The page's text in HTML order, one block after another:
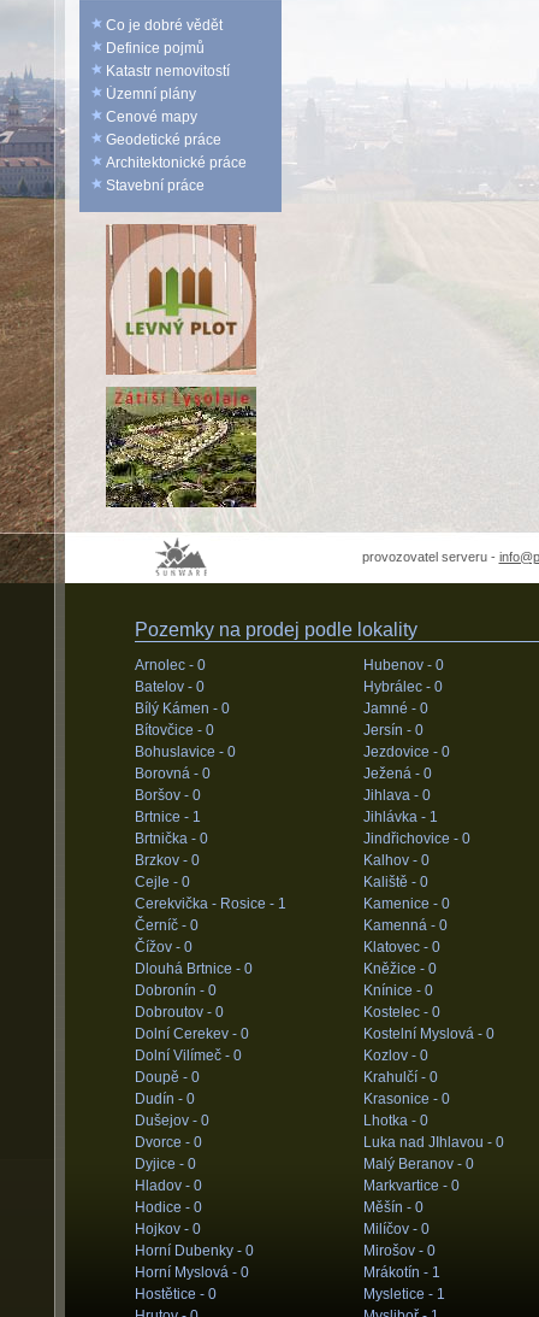
Co je dobré vědět
Definice pojmů
Katastr nemovitostí
Územní plány
Cenové mapy
Geodetické práce
Architektonické práce
Stavební práce
provozovatel serveru -
Pozemky na prodej podle lokality
Arnolec - 0
Batelov - 0
Bílý Kámen - 0
Bítovčice - 0
Bohuslavice - 0
Borovná - 0
Boršov - 0
Brtnice - 1
Brtnička - 0
Brzkov - 0
Cejle - 0
Cerekvička - Rosice - 1
Černíč - 0
Čížov - 0
Dlouhá Brtnice - 0
Dobronín - 0
Dobroutov - 0
Dolní Cerekev - 0
Dolní Vilímeč - 0
Doupě - 0
Dudín - 0
Dušejov - 0
Dvorce - 0
Dyjice - 0
Hladov - 0
Hodice - 0
Hojkov - 0
Horní Dubenky - 0
Horní Myslová - 0
Hostětice - 0
Hubenov - 0
Hybrálec - 0
Jamné - 0
Jersín - 0
Jezdovice - 0
Ježená - 0
Jihlava - 0
Jihlávka - 1
Jindřichovice - 0
Kalhov - 0
Kaliště - 0
Kamenice - 0
Kamenná - 0
Klatovec - 0
Kněžice - 0
Knínice - 0
Kostelec - 0
Kostelní Myslová - 0
Kozlov - 0
Krahulčí - 0
Krasonice - 0
Lhotka - 0
Luka nad JIhlavou - 0
Malý Beranov - 0
Markvartice - 0
Měšín - 0
Milíčov - 0
Mirošov - 0
Mrákotín - 1
Mysletice - 1